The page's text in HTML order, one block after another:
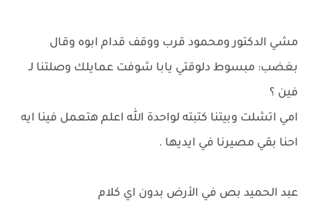
مشي الدكتور ومحمود قرب ووقف قدام ابوه وقال
بغضب: مبسوط دلوقتي يابا شوفت عمايلك وصلتنا لـ
فين ؟
امي اتشلت وبيتنا كتبته لواحدة الله اعلم هتعمل فينا ايه
احنا بقي مصيرنا في ايديها .
عبد الحميد بص في الأرض بدون اي كلام